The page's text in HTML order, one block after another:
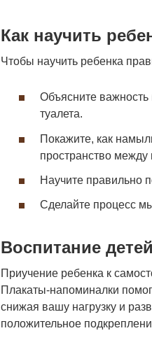
Как научить
Чтобы научить ребенка
Объясните
туалета.
Покажите, как
пространство между
Научите правильно
Сделайте процесс
Воспитание
Приучение ребенка к
Плакаты-напоминалки
снижая вашу нагрузку и
положительное